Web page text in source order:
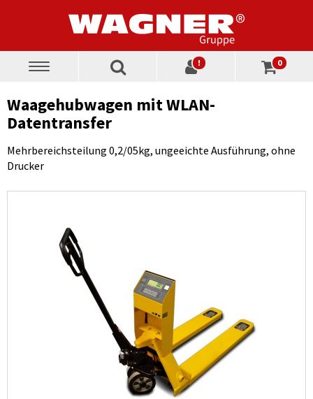
Toggle
! 0
Waagehubwagen mit WLAN-
Datentransfer
Mehrbereichsteilung 0,2/05kg, ungeeichte Ausführung, ohne
Drucker